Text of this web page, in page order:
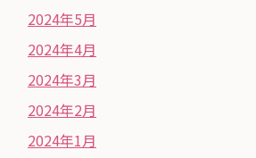
2024年5月
2024年4月
2024年3月
2024年2月
2024年1月